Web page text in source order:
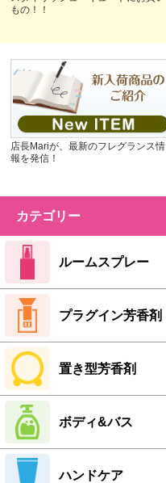
もの！！
店長Mariが、最新のフレグランス情
報を発信！
カテゴリー
ルームスプレー
プラグイン芳香剤
置き型芳香剤
ボディ&バス
ハンドケア